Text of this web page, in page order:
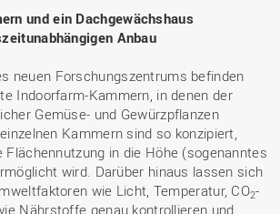
und ein Dachgewächshaus
Anbau
neuen Forschungszentrums befinden
Indoorfarm-Kammern, in denen der
Gemüse- und Gewürzpflanzen
Kammern sind so konzipiert,
in die Höhe (sogenanntes
wird. Darüber hinaus lassen sich
wie Licht, Temperatur, CO2-
Nährstoffe genau kontrollieren und